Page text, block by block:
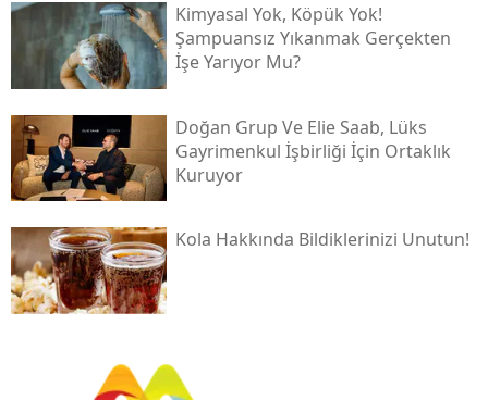
Kimyasal Yok, Köpük Yok!
Şampuansız Yıkanmak Gerçekten
İşe Yarıyor Mu?
Doğan Grup Ve Elie Saab, Lüks
Gayrimenkul İşbirliği İçin Ortaklık
Kuruyor
Kola Hakkında Bildiklerinizi Unutun!